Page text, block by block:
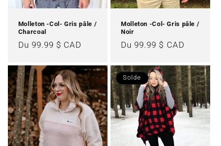
Molleton -Col- Gris pâle /
Charcoal
Prix
Du 99.99 $ CAD
Molleton -Col- Gris pâle /
Noir
Prix
Du 99.99 $ CAD
Solde